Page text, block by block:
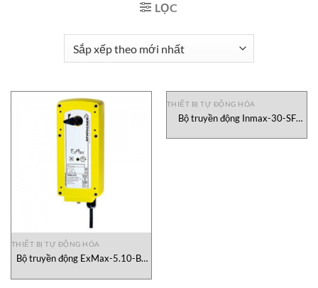
LỌC
THIẾT BỊ TỰ ĐỘNG HÓA
Bộ truyền động ExMax-5.10-BF
Schischek Rotork
THIẾT BỊ TỰ ĐỘNG HÓA
Bộ truyền động Inmax-30-SF
Schischek Rotork